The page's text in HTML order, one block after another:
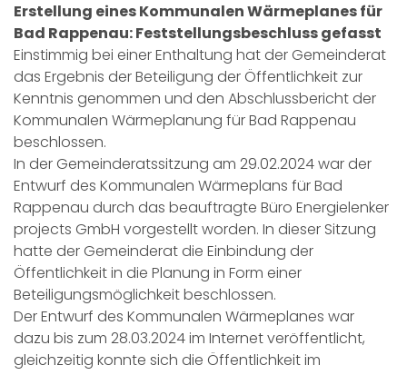
Erstellung eines Kommunalen Wärmeplanes für
Bad Rappenau: Feststellungsbeschluss gefasst
Einstimmig bei einer Enthaltung hat der Gemeinderat
das Ergebnis der Beteiligung der Öffentlichkeit zur
Kenntnis genommen und den Abschlussbericht der
Kommunalen Wärmeplanung für Bad Rappenau
beschlossen.
In der Gemeinderatssitzung am 29.02.2024 war der
Entwurf des Kommunalen Wärmeplans für Bad
Rappenau durch das beauftragte Büro Energielenker
projects GmbH vorgestellt worden. In dieser Sitzung
hatte der Gemeinderat die Einbindung der
Öffentlichkeit in die Planung in Form einer
Beteiligungsmöglichkeit beschlossen.
Der Entwurf des Kommunalen Wärmeplanes war
dazu bis zum 28.03.2024 im Internet veröffentlicht,
gleichzeitig konnte sich die Öffentlichkeit im